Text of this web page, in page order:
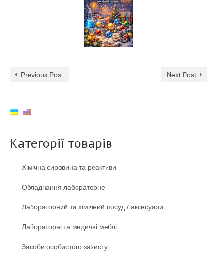
Previous Post Next Post
Категорії товарів
Хімічна сировина та реактиви
Обладнання лабораторне
Лабораторний та хімічний посуд / аксесуари
Лабораторні та медичні меблі
Засоби особистого захисту